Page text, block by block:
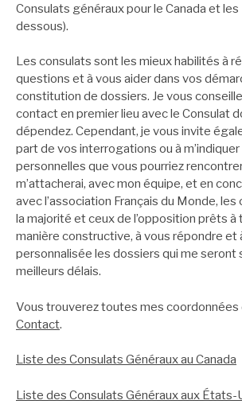
Consulats généraux pour le Canada et
dessous).
Les consulats sont les mieux habilités à
questions et à vous aider dans vos
constitution de dossiers. Je vous
contact en premier lieu avec le Consulat
dépendez. Cependant, je vous invite
part de vos interrogations ou à
personnelles que vous pourriez
m’attacherai, avec mon équipe, et en
avec l’association Français du Monde,
la majorité et ceux de l’opposition prêts à
manière constructive, à vous répondre et
personnalisée les dossiers qui me seront
meilleurs délais.
Vous trouverez toutes mes coordonnées
Contact.
Liste des Consulats Généraux au Canada
Liste des Consulats Généraux aux États-